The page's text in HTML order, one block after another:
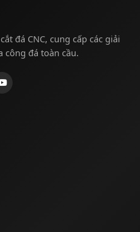
đá CNC, cung cấp các giải
công đá toàn cầu.